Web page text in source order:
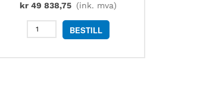
kr49 838,75 (ink. mva)
Senseca
XPT800
BESTILL